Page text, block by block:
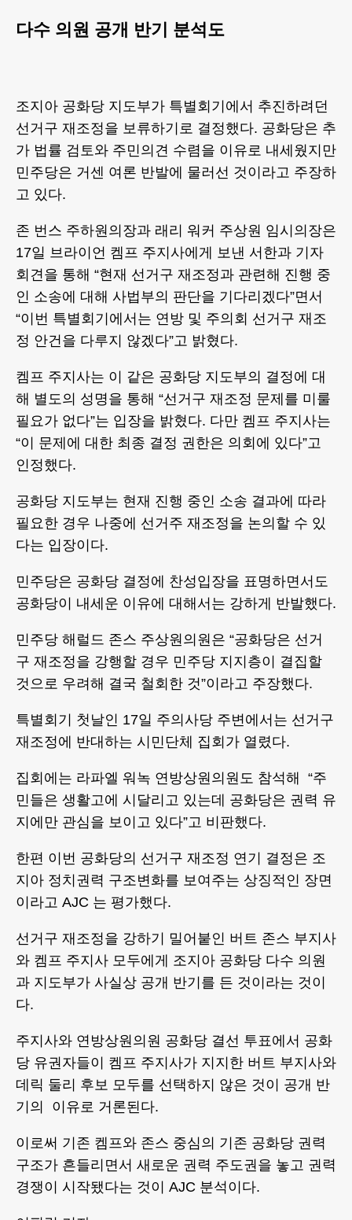
다수 의원 공개 반기 분석도
조지아 공화당 지도부가 특별회기에서 추진하려던
선거구 재조정을 보류하기로 결정했다. 공화당은 추
가 법률 검토와 주민의견 수렴을 이유로 내세웠지만
민주당은 거센 여론 반발에 물러선 것이라고 주장하
고 있다.
존 번스 주하원의장과 래리 워커 주상원 임시의장은
17일 브라이언 켐프 주지사에게 보낸 서한과 기자
회견을 통해 “현재 선거구 재조정과 관련해 진행 중
인 소송에 대해 사법부의 판단을 기다리겠다”면서
“이번 특별회기에서는 연방 및 주의회 선거구 재조
정 안건을 다루지 않겠다”고 밝혔다.
켐프 주지사는 이 같은 공화당 지도부의 결정에 대
해 별도의 성명을 통해 “선거구 재조정 문제를 미룰
필요가 없다”는 입장을 밝혔다. 다만 켐프 주지사는
“이 문제에 대한 최종 결정 권한은 의회에 있다”고
인정했다.
공화당 지도부는 현재 진행 중인 소송 결과에 따라
필요한 경우 나중에 선거주 재조정을 논의할 수 있
다는 입장이다.
민주당은 공화당 결정에 찬성입장을 표명하면서도
공화당이 내세운 이유에 대해서는 강하게 반발했다.
민주당 해럴드 존스 주상원의원은 “공화당은 선거
구 재조정을 강행할 경우 민주당 지지층이 결집할
것으로 우려해 결국 철회한 것”이라고 주장했다.
특별회기 첫날인 17일 주의사당 주변에서는 선거구
재조정에 반대하는 시민단체 집회가 열렸다.
집회에는 라파엘 워녹 연방상원의원도 참석해 “주
민들은 생활고에 시달리고 있는데 공화당은 권력 유
지에만 관심을 보이고 있다”고 비판했다.
한편 이번 공화당의 선거구 재조정 연기 결정은 조
지아 정치권력 구조변화를 보여주는 상징적인 장면
이라고 AJC 는 평가했다.
선거구 재조정을 강하기 밀어붙인 버트 존스 부지사
와 켐프 주지사 모두에게 조지아 공화당 다수 의원
과 지도부가 사실상 공개 반기를 든 것이라는 것이
다.
주지사와 연방상원의원 공화당 결선 투표에서 공화
당 유권자들이 켐프 주지사가 지지한 버트 부지사와
데릭 둘리 후보 모두를 선택하지 않은 것이 공개 반
기의 이유로 거론된다.
이로써 기존 켐프와 존스 중심의 기존 공화당 권력
구조가 흔들리면서 새로운 권력 주도권을 놓고 권력
경쟁이 시작됐다는 것이 AJC 분석이다.